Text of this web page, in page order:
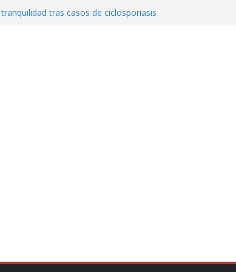
tras casos de ciclosporiasis
de vínculos con México: